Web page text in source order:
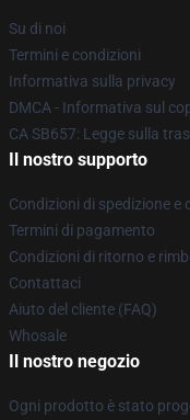
Su di noi
Termini e condizioni
Informativa sulla privacy
DMCA - Informativa sul
CA SB657: Legge sulla
Il nostro supporto
Condizioni di spedizione e
Termini di pagamento
Condizioni di ritorno e
Contattaci
Aiuto del cliente (FAQ)
Whosale
Il nostro negozio
Ogni prodotto è stato